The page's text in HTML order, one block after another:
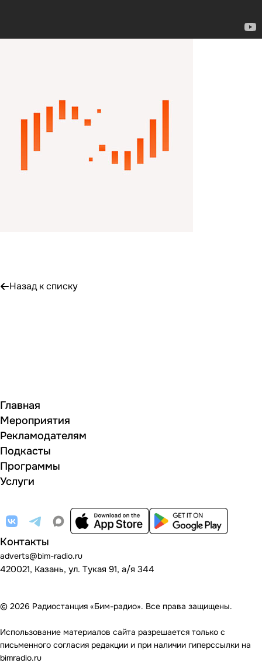
Назад к списку
Главная
Мероприятия
Рекламодателям
Подкасты
Программы
Услуги
Контакты
adverts@bim-radio.ru
420021, Казань, ул. Тукая 91, а/я 344
© 2026 Радиостанция «Бим-радио». Все права защищены.
Использование материалов сайта разрешается только с
письменного согласия редакции и при наличии гиперссылки на
bimradio.ru